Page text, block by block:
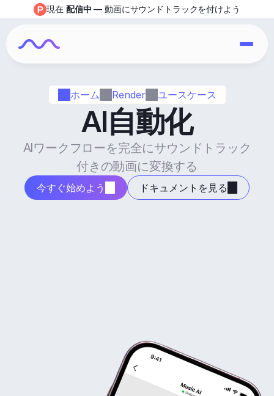
ホーム Render ユースケース
AI自動化
AIワークフローを完全にサウンドトラック
付きの動画に変換する
今すぐ始めよう ドキュメントを見る
現在 配信中 — 動画にサウンドトラックを付けよう